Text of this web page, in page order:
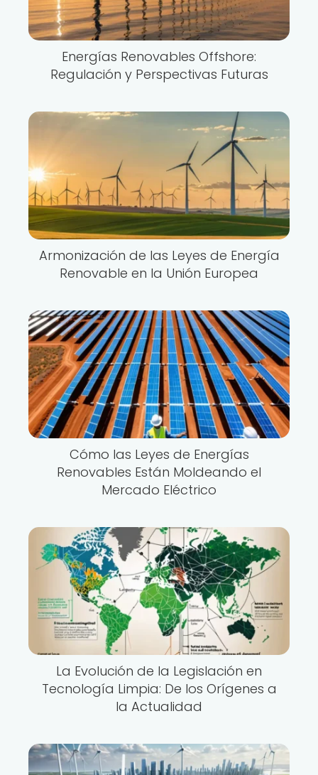
Energías Renovables Offshore:
Regulación y Perspectivas Futuras
Armonización de las Leyes de Energía
Renovable en la Unión Europea
Cómo las Leyes de Energías
Renovables Están Moldeando el
Mercado Eléctrico
La Evolución de la Legislación en
Tecnología Limpia: De los Orígenes a
la Actualidad